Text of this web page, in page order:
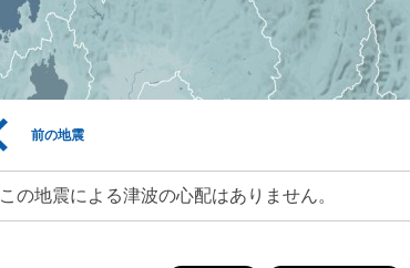
前の地震
この地震による津波の心配はありません。